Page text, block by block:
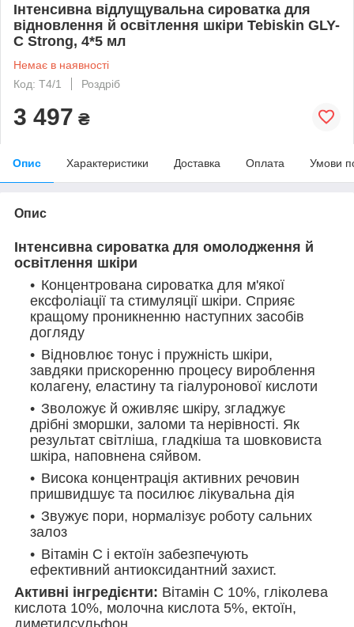
Інтенсивна відлущувальна сироватка для
відновлення й освітлення шкіри Tebiskin GLY-
C Strong, 4*5 мл
Немає в наявності
Код: Т4/1
Роздріб
3 497 ₴
Опис Характеристики Доставка Оплата Умови
Опис
Інтенсивна сироватка для омолодження й
освітлення шкіри
Концентрована сироватка для м'якої
ексфоліації та стимуляції шкіри. Сприяє
кращому проникненню наступних засобів
догляду
Відновлює тонус і пружність шкіри,
завдяки прискоренню процесу вироблення
колагену, еластину та гіалуронової кислоти
Зволожує й оживляє шкіру, згладжує
дрібні зморшки, заломи та нерівності. Як
результат світліша, гладкіша та шовковиста
шкіра, наповнена сяйвом.
Висока концентрація активних речовин
пришвидшує та посилює лікувальна дія
Звужує пори, нормалізує роботу сальних
залоз
Вітамін С і ектоїн забезпечують
ефективний антиоксидантний захист.
Активні інгредієнти: Вітамін C 10%, гліколева
кислота 10%, молочна кислота 5%, ектоїн,
диметилсульфон